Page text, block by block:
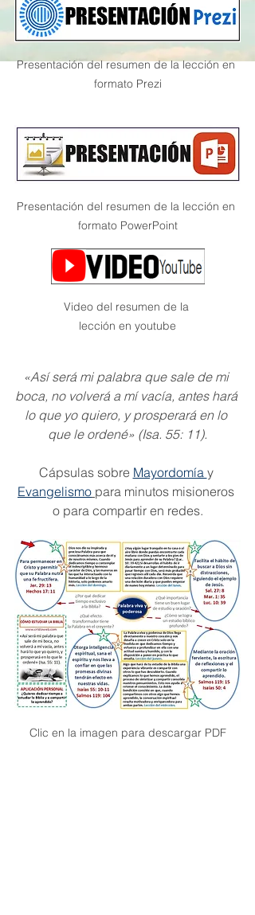
Presentación del resumen de la lección en
formato Prezi
Presentación del resumen de la lección en
formato PowerPoint
Video del resumen de la
lección en youtube
«Así será mi palabra que sale de mi
boca, no volverá a mí vacía, antes hará
lo que yo quiero, y prosperará en lo
que le ordené» (Isa. 55: 11).
Cápsulas sobre Mayordomía y
Evangelismo para minutos misioneros
o para compartir en redes.
Clic en la imagen para descargar PDF